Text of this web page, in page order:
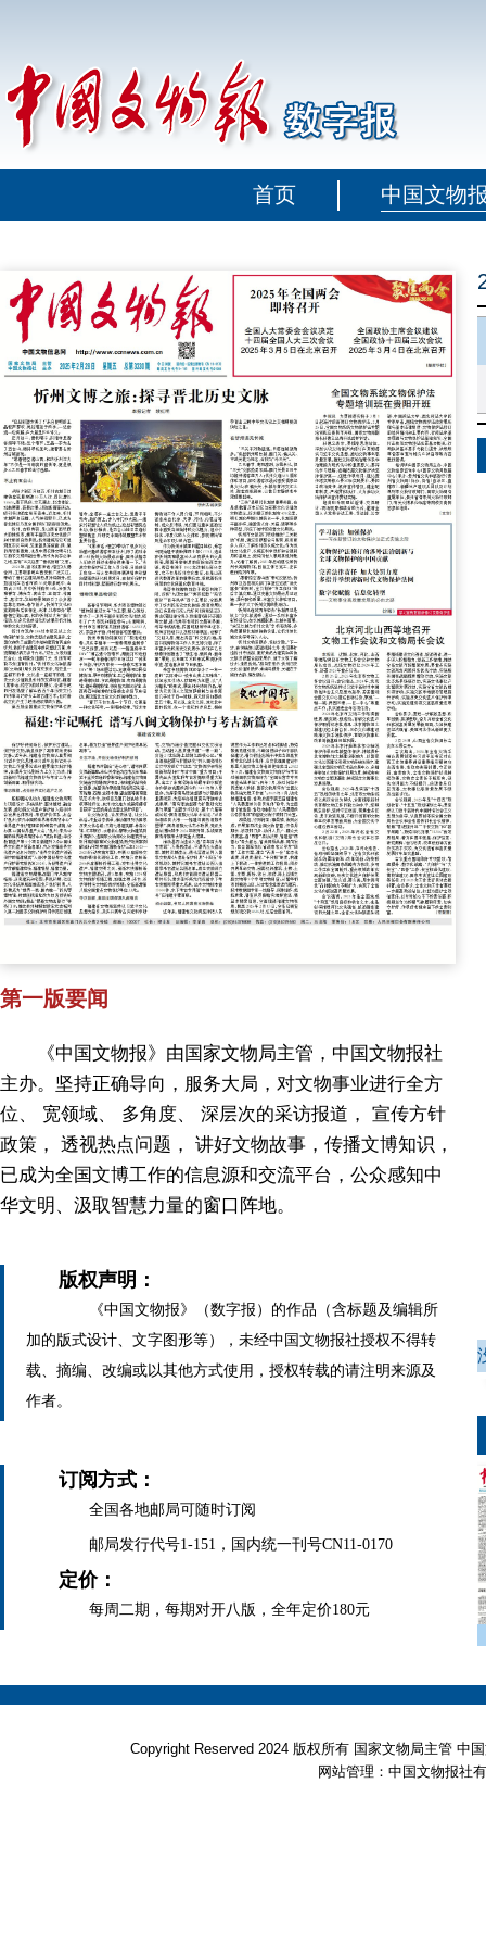
首页 中国文物
第一版要闻
《中国文物报》由国家文物局主管，中国文物报社
主办。坚持正确导向，服务大局，对文物事业进行全方
位、 宽领域、 多角度、 深层次的采访报道， 宣传方针
政策， 透视热点问题， 讲好文物故事，传播文博知识，
已成为全国文博工作的信息源和交流平台，公众感知中
华文明、汲取智慧力量的窗口阵地。
版权声明：
《中国文物报》（数字报）的作品（含标题及编辑所
加的版式设计、文字图形等），未经中国文物报社授权不得转
载、摘编、改编或以其他方式使用，授权转载的请注明来源及
作者。
订阅方式：
全国各地邮局可随时订阅
邮局发行代号1-151，国内统一刊号CN11-0170
定价：
每周二期，每期对开八版，全年定价180元
Copyright Reserved 2024 版权所有 国家文物局主管
网站管理：中国文物报社